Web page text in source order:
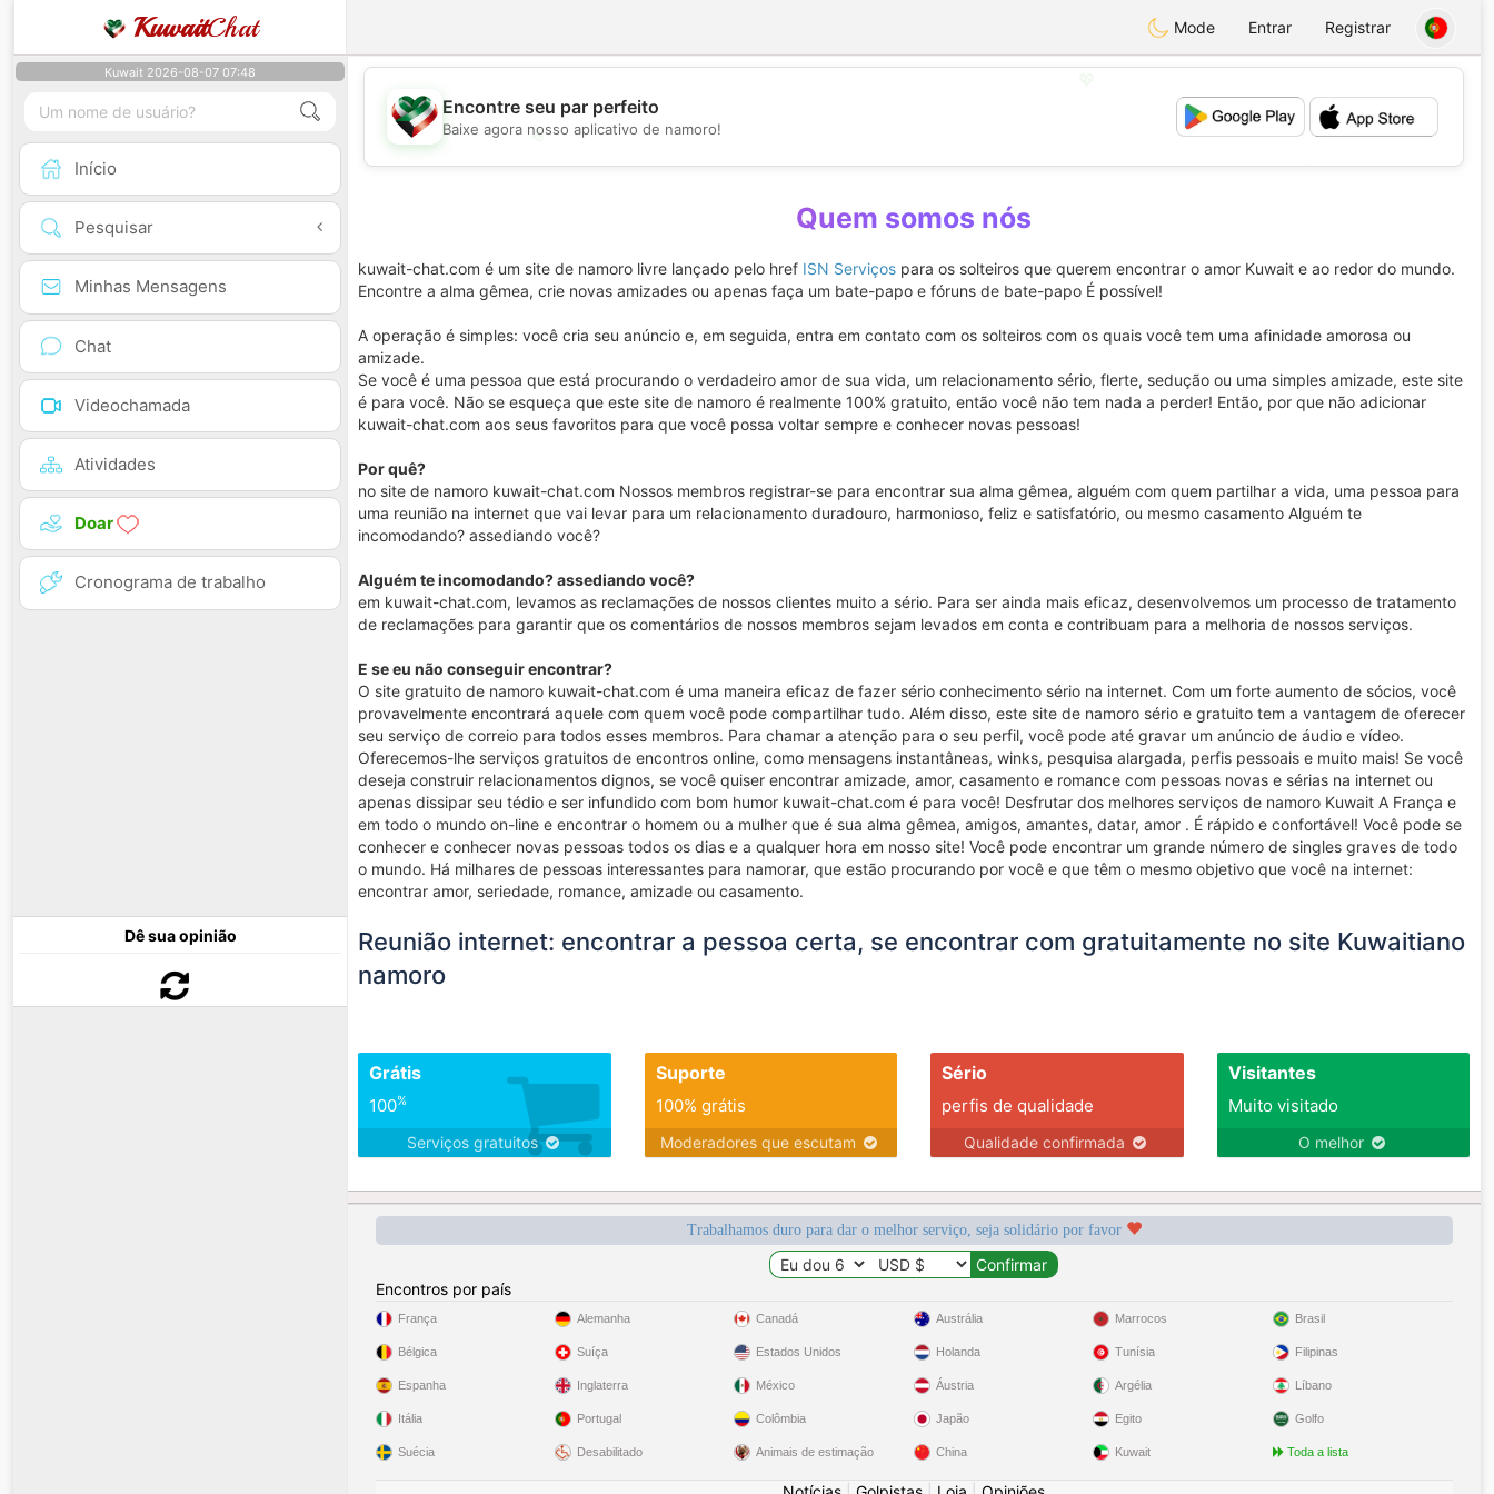
KuwaitChat Mode Entrar Registrar
Kuwait 2026-08-07 07:48
Início
Pesquisar
Minhas Mensagens
Chat
Videochamada
Atividades
Doar
Cronograma de trabalho
Dê sua opinião
💖
💕
Encontre seu par perfeito
Baixe agora nosso aplicativo de namoro!
Quem somos nós
kuwait-chat.com é um site de namoro livre lançado pelo href ISN Serviços para os solteiros que querem encontrar o amor Kuwait e ao redor do mundo.
Encontre a alma gêmea, crie novas amizades ou apenas faça um bate-papo e fóruns de bate-papo É possível!
A operação é simples: você cria seu anúncio e, em seguida, entra em contato com os solteiros com os quais você tem uma afinidade amorosa ou
amizade.
Se você é uma pessoa que está procurando o verdadeiro amor de sua vida, um relacionamento sério, flerte, sedução ou uma simples amizade, este site
é para você. Não se esqueça que este site de namoro é realmente 100% gratuito, então você não tem nada a perder! Então, por que não adicionar
kuwait-chat.com aos seus favoritos para que você possa voltar sempre e conhecer novas pessoas!
Por quê?
no site de namoro kuwait-chat.com Nossos membros registrar-se para encontrar sua alma gêmea, alguém com quem partilhar a vida, uma pessoa para
uma reunião na internet que vai levar para um relacionamento duradouro, harmonioso, feliz e satisfatório, ou mesmo casamento Alguém te
incomodando? assediando você?
Alguém te incomodando? assediando você?
em kuwait-chat.com, levamos as reclamações de nossos clientes muito a sério. Para ser ainda mais eficaz, desenvolvemos um processo de tratamento
de reclamações para garantir que os comentários de nossos membros sejam levados em conta e contribuam para a melhoria de nossos serviços.
E se eu não conseguir encontrar?
O site gratuito de namoro kuwait-chat.com é uma maneira eficaz de fazer sério conhecimento sério na internet. Com um forte aumento de sócios, você
provavelmente encontrará aquele com quem você pode compartilhar tudo. Além disso, este site de namoro sério e gratuito tem a vantagem de oferecer
seu serviço de correio para todos esses membros. Para chamar a atenção para o seu perfil, você pode até gravar um anúncio de áudio e vídeo.
Oferecemos-lhe serviços gratuitos de encontros online, como mensagens instantâneas, winks, pesquisa alargada, perfis pessoais e muito mais! Se você
deseja construir relacionamentos dignos, se você quiser encontrar amizade, amor, casamento e romance com pessoas novas e sérias na internet ou
apenas dissipar seu tédio e ser infundido com bom humor kuwait-chat.com é para você! Desfrutar dos melhores serviços de namoro Kuwait A França e
em todo o mundo on-line e encontrar o homem ou a mulher que é sua alma gêmea, amigos, amantes, datar, amor . É rápido e confortável! Você pode se
conhecer e conhecer novas pessoas todos os dias e a qualquer hora em nosso site! Você pode encontrar um grande número de singles graves de todo
o mundo. Há milhares de pessoas interessantes para namorar, que estão procurando por você e que têm o mesmo objetivo que você na internet:
encontrar amor, seriedade, romance, amizade ou casamento.
Reunião internet: encontrar a pessoa certa, se encontrar com gratuitamente no site Kuwaitiano
namoro
Grátis
100%
Serviços gratuitos
Suporte
100% grátis
Moderadores que escutam
Sério
perfis de qualidade
Qualidade confirmada
Visitantes
Muito visitado
O melhor
Trabalhamos duro para dar o melhor serviço, seja solidário por favor
Encontros por país
França
Bélgica
Espanha
Itália
Suécia
Alemanha
Suíça
Inglaterra
Portugal
Desabilitado
Canadá
Estados Unidos
México
Colômbia
Animais de estimação
Austrália
Holanda
Áustria
Japão
China
Marrocos
Tunísia
Argélia
Egito
Kuwait
Brasil
Filipinas
Líbano
Golfo
Toda a lista